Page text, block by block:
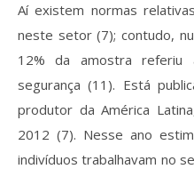
Aí existem normas
neste setor (7); contudo,
12% da amostra referiu
segurança (11). Está
produtor da América
2012 (7). Nesse ano
indivíduos trabalhavam no